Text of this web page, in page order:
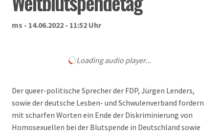
ms - 14.06.2022 - 11:52 Uhr
Loading audio player...
Der queer-politische Sprecher der FDP, Jürgen Lenders,
sowie der deutsche Lesben- und Schwulenverband fordern
mit scharfen Worten ein Ende der Diskriminierung von
Homosexuellen bei der Blutspende in Deutschland sowie